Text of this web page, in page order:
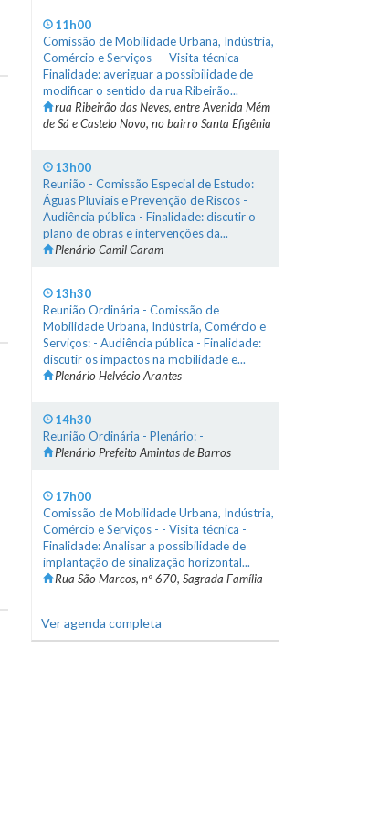
11h00
Comissão de Mobilidade Urbana, Indústria,
Comércio e Serviços - - Visita técnica -
Finalidade: averiguar a possibilidade de
modificar o sentido da rua Ribeirão...
rua Ribeirão das Neves, entre Avenida Mém
de Sá e Castelo Novo, no bairro Santa Efigênia
13h00
Reunião - Comissão Especial de Estudo:
Águas Pluviais e Prevenção de Riscos -
Audiência pública - Finalidade: discutir o
plano de obras e intervenções da...
Plenário Camil Caram
13h30
Reunião Ordinária - Comissão de
Mobilidade Urbana, Indústria, Comércio e
Serviços: - Audiência pública - Finalidade:
discutir os impactos na mobilidade e...
Plenário Helvécio Arantes
14h30
Reunião Ordinária - Plenário: -
Plenário Prefeito Amintas de Barros
17h00
Comissão de Mobilidade Urbana, Indústria,
Comércio e Serviços - - Visita técnica -
Finalidade: Analisar a possibilidade de
implantação de sinalização horizontal...
Rua São Marcos, nº 670, Sagrada Família
Ver agenda completa